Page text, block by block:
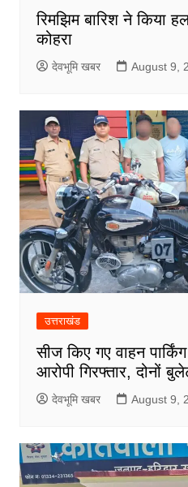
रिमझिम बारिश ने किया
कोहरा
देवभूमि खबर August 9,
उत्तराखंड
सीज किए गए वाहन
आरोपी गिरफ्तार, दोनों
देवभूमि खबर August 9,